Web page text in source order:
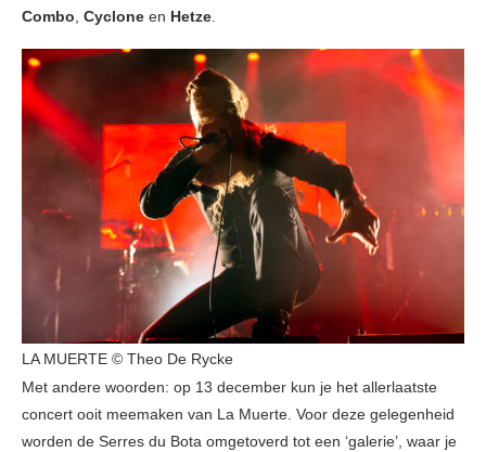
Combo, Cyclone en Hetze.
LA MUERTE © Theo De Rycke
Met andere woorden: op 13 december kun je het allerlaatste
concert ooit meemaken van La Muerte. Voor deze gelegenheid
worden de Serres du Bota omgetoverd tot een ‘galerie’, waar je